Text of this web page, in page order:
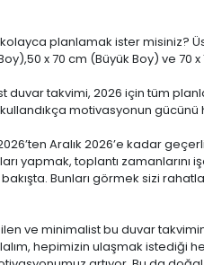
planlamak ister misiniz?
x 70 cm (Büyük Boy) ve 70
duvar takvimi, 2026 için tüm
motivasyonun
Aralık 2026’e kadar
yapmak, toplantı
Bunları görmek sizi
ve minimalist bu duvar
hepimizin ulaşmak istediği